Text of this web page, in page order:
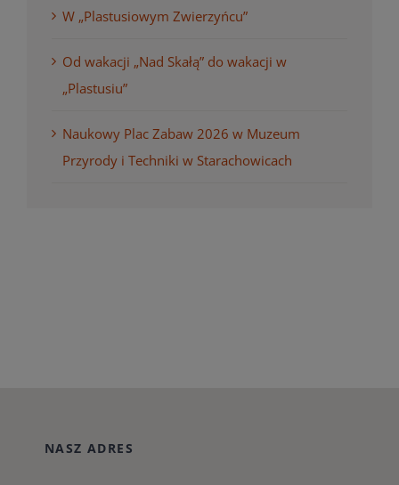
W „Plastusiowym Zwierzyńcu”
Od wakacji „Nad Skałą” do wakacji w
„Plastusiu”
Naukowy Plac Zabaw 2026 w Muzeum
Przyrody i Techniki w Starachowicach
NASZ ADRES